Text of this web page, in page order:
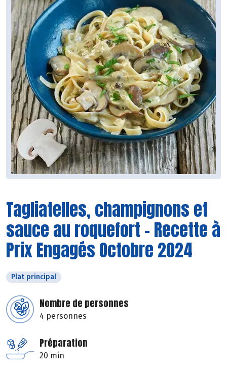
Tagliatelles, champignons et
sauce au roquefort - Recette à
Prix Engagés Octobre 2024
Plat principal
Nombre de personnes
4 personnes
Préparation
20 min